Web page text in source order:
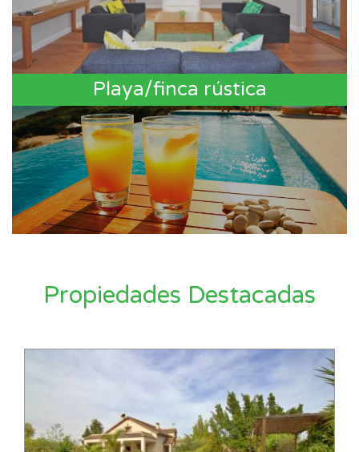
Playa/finca rústica
Propiedades Destacadas